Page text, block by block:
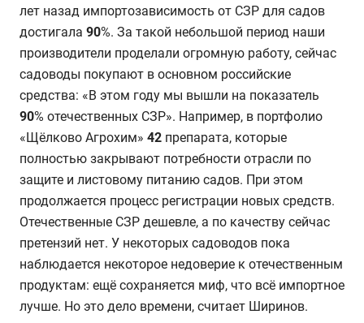
лет назад импортозависимость от СЗР для садов
достигала 90%. За такой небольшой период наши
производители проделали огромную работу, сейчас
садоводы покупают в основном российские
средства: «В этом году мы вышли на показатель
90% отечественных СЗР». Например, в портфолио
«Щёлково Агрохим» 42 препарата, которые
полностью закрывают потребности отрасли по
защите и листовому питанию садов. При этом
продолжается процесс регистрации новых средств.
Отечественные СЗР дешевле, а по качеству сейчас
претензий нет. У некоторых садоводов пока
наблюдается некоторое недоверие к отечественным
продуктам: ещё сохраняется миф, что всё импортное
лучше. Но это дело времени, считает Ширинов.